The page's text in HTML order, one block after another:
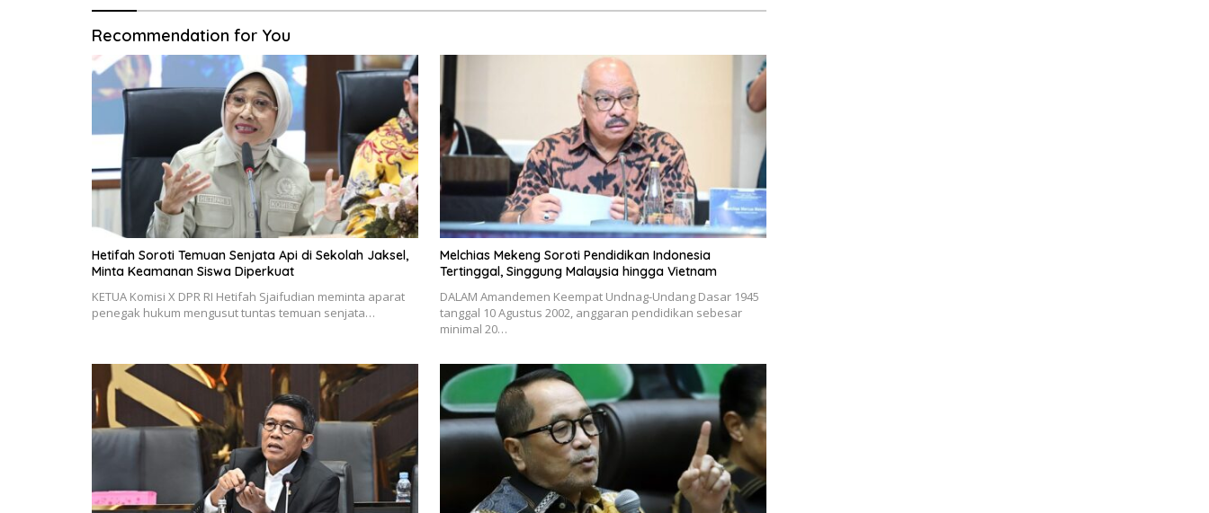
Recommendation for You
Hetifah Soroti Temuan Senjata Api di Sekolah Jaksel,
Minta Keamanan Siswa Diperkuat
KETUA Komisi X DPR RI Hetifah Sjaifudian meminta aparat
penegak hukum mengusut tuntas temuan senjata…
Melchias Mekeng Soroti Pendidikan Indonesia
Tertinggal, Singgung Malaysia hingga Vietnam
DALAM Amandemen Keempat Undnag-Undang Dasar 1945
tanggal 10 Agustus 2002, anggaran pendidikan sebesar
minimal 20…